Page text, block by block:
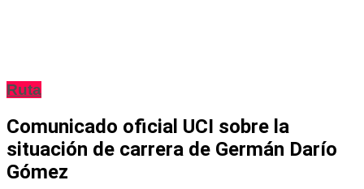
Ruta
Comunicado oficial UCI sobre la
situación de carrera de Germán Darío
Gómez